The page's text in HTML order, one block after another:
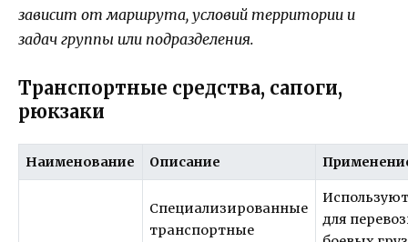
зависит от маршрута, условий территории и
задач группы или подразделения.
Транспортные средства, сапоги,
рюкзаки
Наименование Описание
Специализированные
транспортные
для